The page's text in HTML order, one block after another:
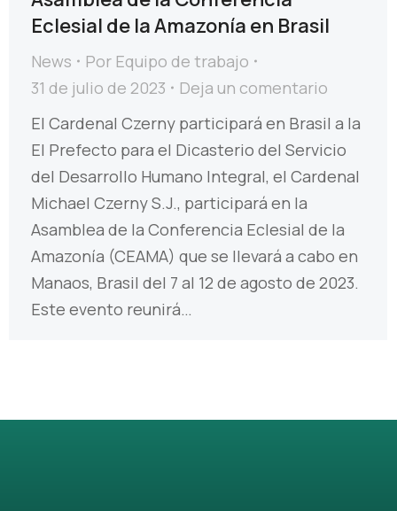
Eclesial de la Amazonía en Brasil
News Por Equipo de trabajo
31 de julio de 2023
Deja un comentario
El Cardenal Czerny participará en Brasil a la
El Prefecto para el Dicasterio del Servicio
del Desarrollo Humano Integral, el Cardenal
Michael Czerny S.J., participará en la
Asamblea de la Conferencia Eclesial de la
Amazonía (CEAMA) que se llevará a cabo en
Manaos, Brasil del 7 al 12 de agosto de 2023.
Este evento reunirá…